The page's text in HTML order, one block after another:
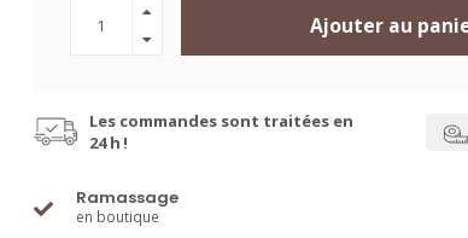
Ajouter au
Les commandes sont traitées en
24 h !
Ramassage
en boutique